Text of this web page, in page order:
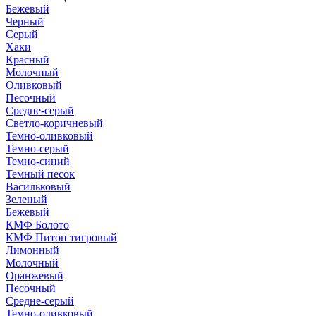
Бежевый
Черный
Серый
Хаки
Красный
Молочный
Оливковый
Песочный
Средне-серый
Светло-коричневый
Темно-оливковый
Темно-серый
Темно-синий
Темный песок
Васильковый
Зеленый
Бежевый
КМФ Болото
КМФ Питон тигровый
Лимонный
Молочный
Оранжевый
Песочный
Средне-серый
Темно-оливковый